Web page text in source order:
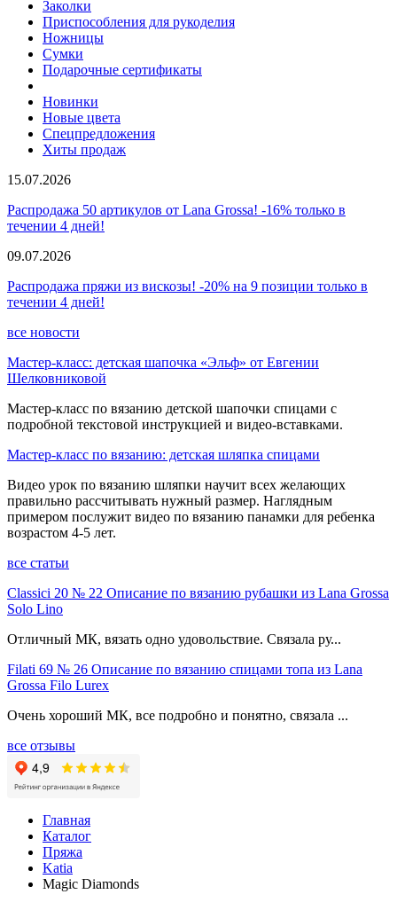
Заколки
Приспособления для рукоделия
Ножницы
Сумки
Подарочные сертификаты
Новинки
Новые цвета
Спецпредложения
Хиты продаж
15.07.2026
Распродажа 50 артикулов от Lana Grossa! -16% только в
течении 4 дней!
09.07.2026
Распродажа пряжи из вискозы! -20% на 9 позиции только в
течении 4 дней!
все новости
Мастер-класс: детская шапочка «Эльф» от Евгении
Шелковниковой
Мастер-класс по вязанию детской шапочки спицами с
подробной текстовой инструкцией и видео-вставками.
Мастер-класс по вязанию: детская шляпка спицами
Видео урок по вязанию шляпки научит всех желающих
правильно рассчитывать нужный размер. Наглядным
примером послужит видео по вязанию панамки для ребенка
возрастом 4-5 лет.
все статьи
Classici 20 № 22 Описание по вязанию рубашки из Lana Grossa
Solo Lino
Отличный МК, вязать одно удовольствие. Связала ру...
Filati 69 № 26 Описание по вязанию спицами топа из Lana
Grossa Filo Lurex
Очень хороший МК, все подробно и понятно, связала ...
все отзывы
Главная
Каталог
Пряжа
Katia
Magic Diamonds